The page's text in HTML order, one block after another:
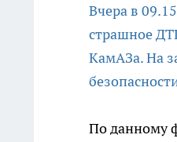
Вчера в
страшное
КамАЗа. На
По данному